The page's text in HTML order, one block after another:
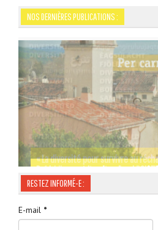
NOS DERNIÈRES PUBLICATIONS :
Navigation
« La diversité pour survivre au
refroidissement culturel » — David
Par les rues et les chemins de
Occitània Moments d’Histoire de
RESTEZ INFORMÉ-E :
E-mail *